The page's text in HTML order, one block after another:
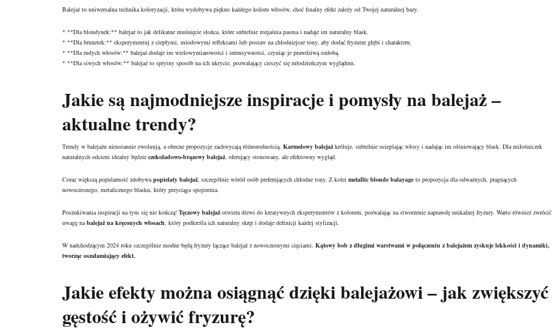
Balejaż to uniwersalna technika koloryzacji, która wydobywa piękno każdego koloru włosów, choć finalny efekt zależy od Twojej naturalnej bazy.
* **Dla blondynek:** balejaż to jak delikatne muśnięcie słońca, które subtelnie rozjaśnia pasma i nadaje im naturalny blask.
* **Dla brunetek:** eksperymentuj z ciepłymi, miodowymi refleksami lub postaw na chłodniejsze tony, aby dodać fryzurze głębi i charakteru.
* **Dla rudych włosów:** balejaż dodaje im wielowymiarowości i intensywności, czyniąc je prawdziwą ozdobą.
* **Dlasiwych włosów:** balejaż to sprytny sposób na ich ukrycie, pozwalający cieszyć się młodzieńczym wyglądem.
Jakie są najmodniejsze inspiracje i pomysły na balejaż –
aktualne trendy?
Trendy w balejażu nieustannie ewoluują, a obecne propozycje zachwycają różnorodnością. Karmelowy balejażkróluje, subtelnie ocieplając włosy i nadając im olśniewający blask. Dla miłośniczek
naturalnych odcieni idealny będzie czekoladowo-brązowy balejaż, oferujący stonowany, ale efektowny wygląd.
Coraz większą popularność zdobywapopielaty balejaż, szczególnie wśród osób preferujących chłodne tony. Z kolei metallic blonde balayage to propozycja dla odważnych, pragnących
nowoczesnego, metalicznego blasku, który przyciąga spojrzenia.
Poszukiwania inspiracji na tym się nie kończą! Tęczowy balejażotwiera drzwi do kreatywnych eksperymentów z kolorem, pozwalając na stworzenie naprawdę unikalnej fryzury. Warto również zwrócić
uwagę nabalejaż na kręconych włosach, który podkreśla ich naturalny skręt i dodaje definicji każdej stylizacji.
W nadchodzącym 2024 roku szczególnie modne będą fryzury łączące balejaż z nowoczesnymi cięciami. Kątowy bob z długimi warstwami w połączeniu z balejażem zyskuje lekkości i dynamiki,
tworząc oszałamiający efekt.
Jakie efekty można osiągnąć dzięki balejażowi – jak zwiększyć
gęstość i ożywić fryzurę?